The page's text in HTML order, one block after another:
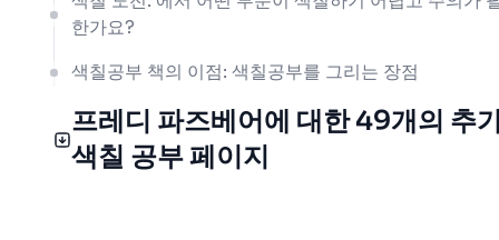
한가요?
색칠공부 책의 이점: 색칠공부를 그리는 장점
프레디 파즈베어에 대한 49개의 추
색칠 공부 페이지